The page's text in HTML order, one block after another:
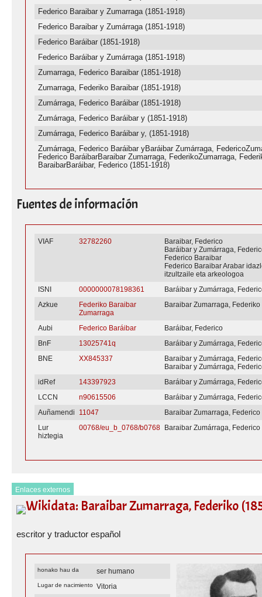
Federico Baraibar y Zumarraga (1851-1918)
Federico Baraibar y Zumárraga (1851-1918)
Federico Baráibar (1851-1918)
Federico Baráibar y Zumárraga (1851-1918)
Zumarraga, Federico Baraibar (1851-1918)
Zumarraga, Federiko Baraibar (1851-1918)
Zumárraga, Federico Baráibar (1851-1918)
Zumárraga, Federico Baráibar y (1851-1918)
Zumárraga, Federico Baráibar y, (1851-1918)
Zumárraga, Federico Baráibar yBaráibar Zumárraga,
Federico BaráibarBaraibar Zumarraga, FederikoZumarraga,
BaraibarBaráibar, Federico (1851-1918)
Fuentes de información
VIAF 32782260
Baraibar, Federico
Baráibar y Zumárraga,
Federico Baraibar
Federico Baraibar Arabar
itzultzaile eta arkeologoa
ISNI
0000000078198361
Baráibar y Zumárraga,
Azkue
Federiko Baraibar
Zumarraga
Baraibar Zumarraga, Federiko
Aubi Federico Baráibar
Baráibar, Federico
BnF
13025741q
Baráibar y Zumárraga,
BNE
XX845337
Baraibar y Zumárraga,
Baraibar y Zumárraga,
idRef
143397923
Baráibar y Zumárraga,
LCCN
n90615506
Baráibar y Zumárraga,
Auñamendi
11047
Baraibar Zumarraga, Federico
Lur
hiztegia
00768/eu_b_0768/b0768 Baraibar Zumárraga, Federico
Enlaces externos
Wikidata: Baraibar Zumarraga, Federiko
escritor y traductor español
honako hau da ser humano
Lugar de nacimiento Vitoria